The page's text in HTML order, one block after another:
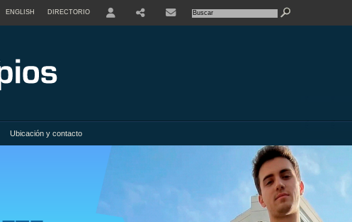
ENGLISH DIRECTORIO
Ubicación y contacto